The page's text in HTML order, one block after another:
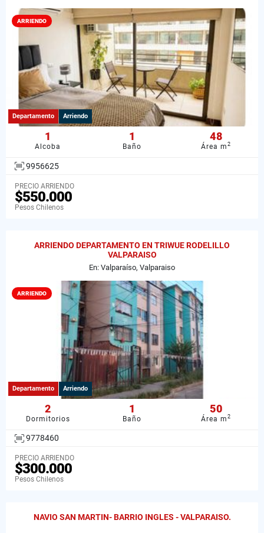
ARRIENDO
Departamento Arriendo
1
Alcoba
1
Baño
48
Área m2
9956625
PRECIO ARRIENDO
$550.000
Pesos Chilenos
ARRIENDO DEPARTAMENTO EN TRIWUE RODELILLO
VALPARAISO
En: Valparaíso, Valparaiso
ARRIENDO
Departamento Arriendo
2
Dormitorios
1
Baño
50
Área m2
9778460
PRECIO ARRIENDO
$300.000
Pesos Chilenos
NAVIO SAN MARTIN- BARRIO INGLES - VALPARAISO.